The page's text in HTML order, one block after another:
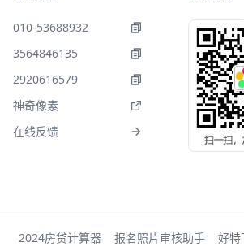
010-53688932
3564846135
2920616579
神奇像素
在线反馈
2024房贷计算器 报名照片审核助手 好特